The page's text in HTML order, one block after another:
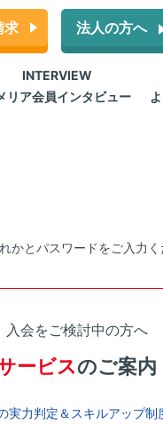
求 法人の方へ
INTERVIEW
リア会員インタビュー
とパスワードをご入力く
入会をご検討中の方へ
ービスのご案内
実力判定＆スキルアップ制